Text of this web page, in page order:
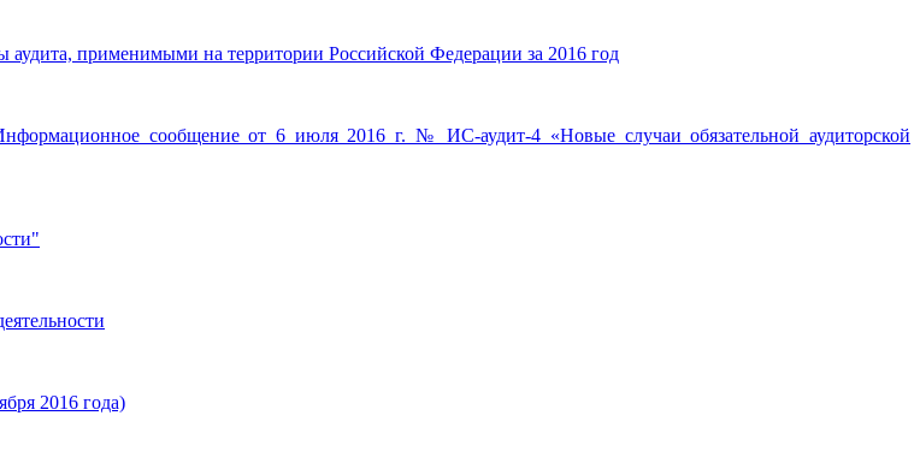
применимыми на территории Российской Федерации за 2016 год
сообщение от 6 июля 2016 г. № ИС-аудит-4 «Новые случаи обязательной аудиторской
2016 года)